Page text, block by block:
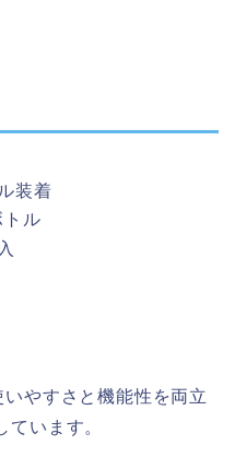
装着
トル
やすさと機能性を両立
います。